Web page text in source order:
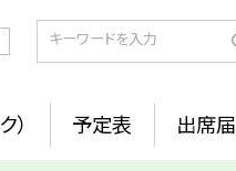
） 予定表 出席届